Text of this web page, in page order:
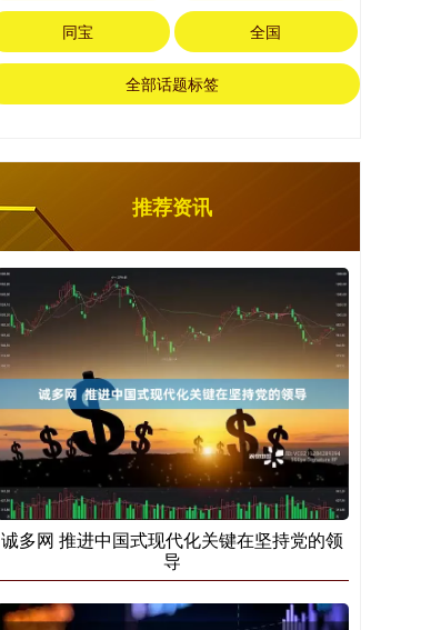
同宝 全国
全部话题标签
推荐资讯
诚多网 推进中国式现代化关键在坚持党的领
导